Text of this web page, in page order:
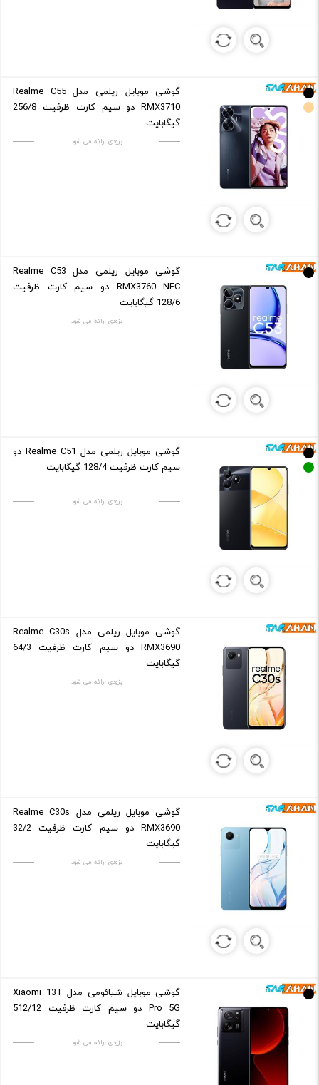
گوشی موبایل ریلمی مدل Realme C55
RMX3710 دو سیم کارت ظرفیت 256/8
گیگابایت
بزودی ارائه می شود
گوشی موبایل ریلمی مدل Realme C53
RMX3760 NFC دو سیم کارت ظرفیت
128/6 گیگابایت
بزودی ارائه می شود
گوشی موبایل ریلمی مدل Realme C51 دو
سیم کارت ظرفیت 128/4 گیگابایت
بزودی ارائه می شود
گوشی موبایل ریلمی مدل Realme C30s
RMX3690 دو سیم کارت ظرفیت 64/3
گیگابایت
بزودی ارائه می شود
گوشی موبایل ریلمی مدل Realme C30s
RMX3690 دو سیم کارت ظرفیت 32/2
گیگابایت
بزودی ارائه می شود
گوشی موبایل شیائومی مدل Xiaomi 13T
Pro 5G دو سیم کارت ظرفیت 512/12
گیگابایت
بزودی ارائه می شود